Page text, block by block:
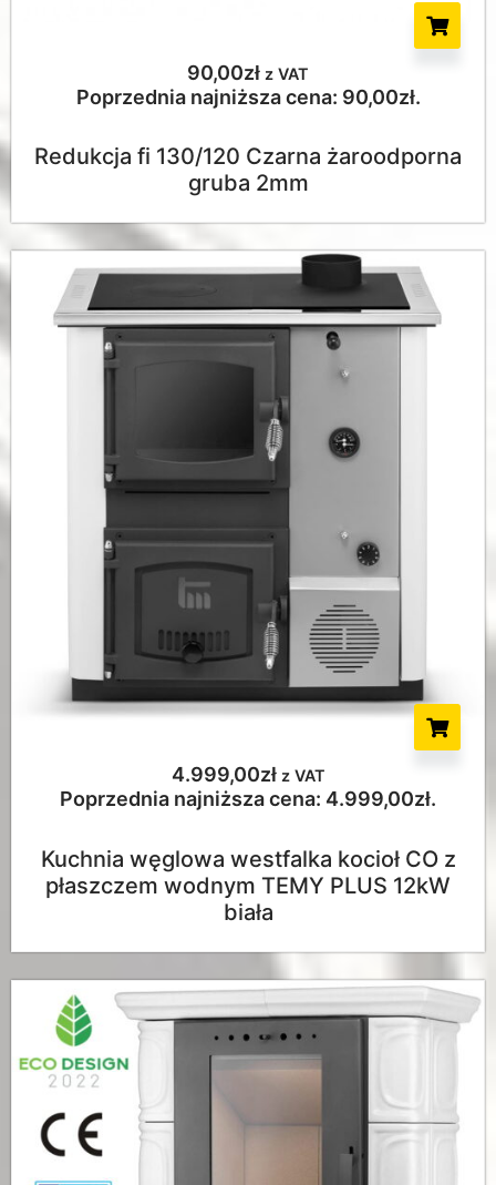
90,00zł z VAT
Poprzednia najniższa cena: 90,00zł.
Redukcja fi 130/120 Czarna żaroodporna
gruba 2mm
4.999,00zł z VAT
Poprzednia najniższa cena: 4.999,00zł.
Kuchnia węglowa westfalka kocioł CO z
płaszczem wodnym TEMY PLUS 12kW
biała